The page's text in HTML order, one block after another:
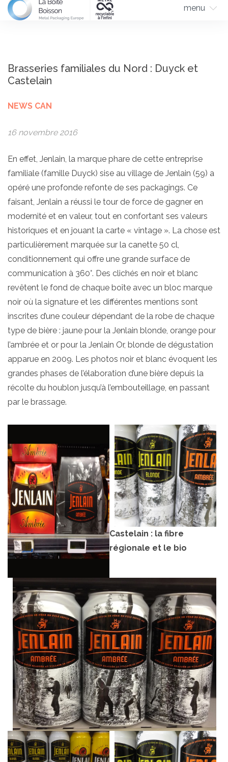
menu
Brasseries familiales du Nord : Duyck et
Castelain
NEWS CAN
16 novembre 2016
En effet, Jenlain, la marque phare de cette entreprise
familiale (famille Duyck) sise au village de Jenlain (59) a
opéré une profonde refonte de ses packagings. Ce
faisant, Jenlain a réussi le tour de force de gagner en
modernité et en valeur, tout en confortant ses valeurs
historiques et en jouant la carte « vintage ». La chose est
particulièrement marquée sur la canette 50 cl,
conditionnement qui offre une grande surface de
communication à 360°. Des clichés en noir et blanc
revêtent le fond de chaque boîte avec un bloc marque
noir où la signature et les différentes mentions sont
inscrites d’une couleur dépendant de la robe de chaque
type de bière : jaune pour la Jenlain blonde, orange pour
l’ambrée et or pour la Jenlain Or, blonde de dégustation
apparue en 2009. Les photos noir et blanc évoquent les
grandes phases de l’élaboration d’une bière depuis la
récolte du houblon jusqu’à l’embouteillage, en passant
par le brassage.
Castelain : la fibre
régionale et le bio